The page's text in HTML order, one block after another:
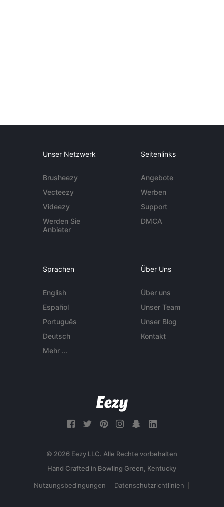
Unser Netzwerk
Brusheezy
Vecteezy
Videezy
Werden Sie
Anbieter
Seitenlinks
Angebote
Werben
Support
DMCA
Sprachen
English
Español
Português
Deutsch
Mehr ...
Über Uns
Über uns
Unser Team
Unser Blog
Kontakt
© 2026 Eezy LLC. Alle Rechte vorbehalten
Nutzungsbedingungen Datenschutzrichtlinien